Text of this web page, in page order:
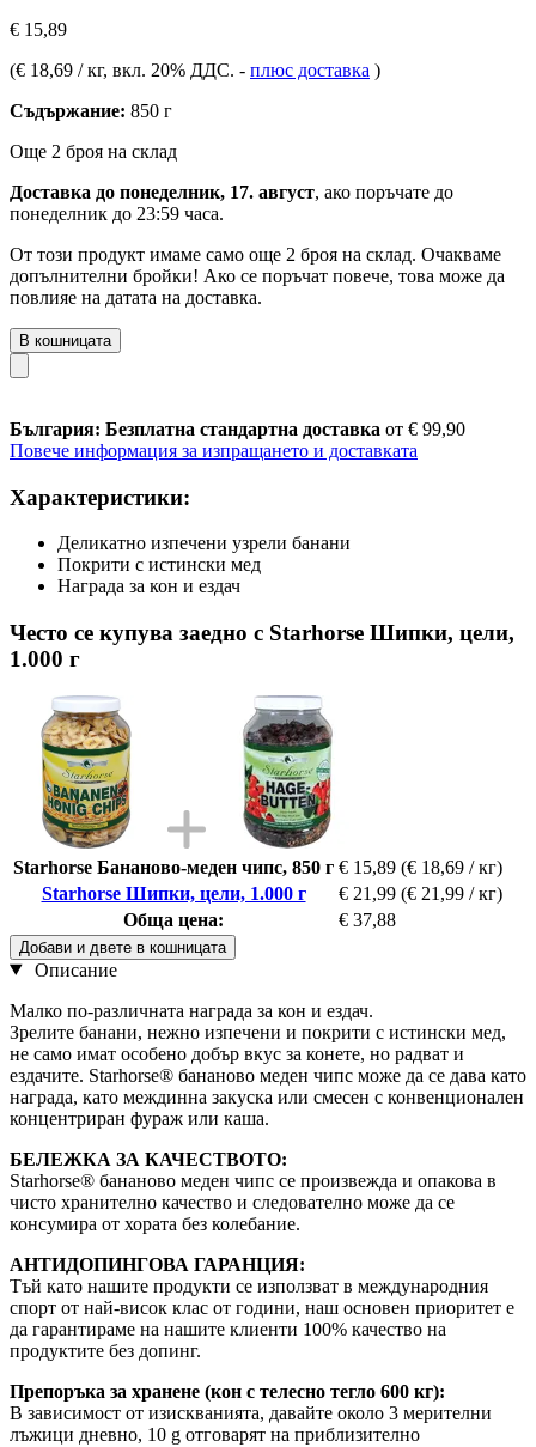
€ 15,89
(€ 18,69 / кг, вкл. 20% ДДС. - плюс доставка )
Съдържание: 850 г
Още 2 броя на склад
Доставка до понеделник, 17. август, ако поръчате до
понеделник до 23:59 часа.
От този продукт имаме само още 2 броя на склад. Очакваме
допълнителни бройки! Ако се поръчат повече, това може да
повлияе на датата на доставка.
В кошницата
България: Безплатна стандартна доставка от € 99,90
Повече информация за изпращането и доставката
Характеристики:
Деликатно изпечени узрели банани
Покрити с истински мед
Награда за кон и ездач
Често се купува заедно с Starhorse Шипки, цели,
1.000 г
Starhorse Бананово-меден чипс, 850 г € 15,89 (€ 18,69 / кг)
Starhorse Шипки, цели, 1.000 г
€ 21,99 (€ 21,99 / кг)
Обща цена:
€ 37,88
Добави и двете в кошницата
Описание
Малко по-различната награда за кон и ездач.
Зрелите банани, нежно изпечени и покрити с истински мед,
не само имат особено добър вкус за конете, но радват и
ездачите. Starhorse® бананово меден чипс може да се дава като
награда, като междинна закуска или смесен с конвенционален
концентриран фураж или каша.
БЕЛЕЖКА ЗА КАЧЕСТВОТО:
Starhorse® бананово меден чипс се произвежда и опакова в
чисто хранително качество и следователно може да се
консумира от хората без колебание.
АНТИДОПИНГОВА ГАРАНЦИЯ:
Тъй като нашите продукти се използват в международния
спорт от най-висок клас от години, наш основен приоритет е
да гарантираме на нашите клиенти 100% качество на
продуктите без допинг.
Препоръка за хранене (кон с телесно тегло 600 кг):
В зависимост от изискванията, давайте около 3 мерителни
лъжици дневно, 10 g отговарят на приблизително